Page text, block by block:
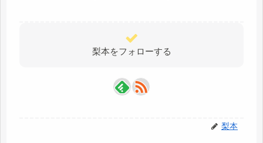
梨本をフォローする
梨本